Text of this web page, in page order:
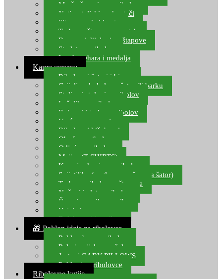
Mreže čuvarice za ribolov
Natjecateljski podmetači
Sito, posude i kante
Torbe za štapove – match
Rezervni dijelovi za štapove
Starlete za ribolov
Izrada pehara i medalja
Kamp oprema
Ribolovni šatori i bivvy
Grijalice, kuhala za šator ili barku
Stolice i stolovi za ribolov
Ležaljke za ribolov
Ruksaci i torbe za ribolov
Vreće za spavanje
Ribolovni kišobrani
Obuća za ribolov
Odjeća za ribolov
Majice (T-SHIRTS)
Kape i rukavice za ribolov
Svijetiljke (naglavne, ručne, za šator)
Torbe za ribolovne štapove
Noževi i alat za ribolov
Čamci za prihranu ribe
Ostala kamp oprema
Dalekozori i optika
🎁 Poklon ideje za ribolovce
Poklon bon za ribolov
Polarizacijske naočale
Jastuci GABY PILLOWS
Pokloni za ribolovce
Ribolovne kutije